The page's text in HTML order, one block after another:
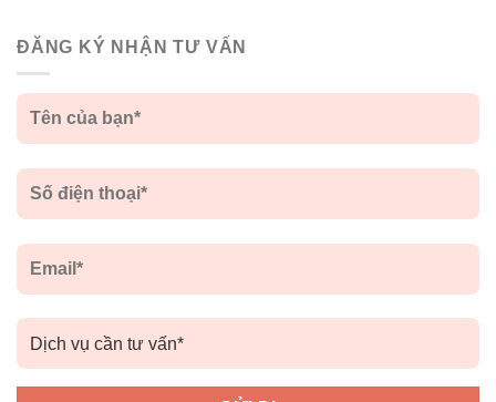
ĐĂNG KÝ NHẬN TƯ VẤN